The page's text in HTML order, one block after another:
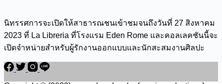
นิทรรศการจะเปิดให้สาธารณชนเข้าชมจนถึงวันที่ 27 สิงหาคม
2023 ที่ La Libreria ที่โรงแรม Eden Rome และคอลเลคชันนี้จะ
เปิดจำหน่ายสำหรับผู้รักงานออกแบบและนักสะสมงานศิลปะ